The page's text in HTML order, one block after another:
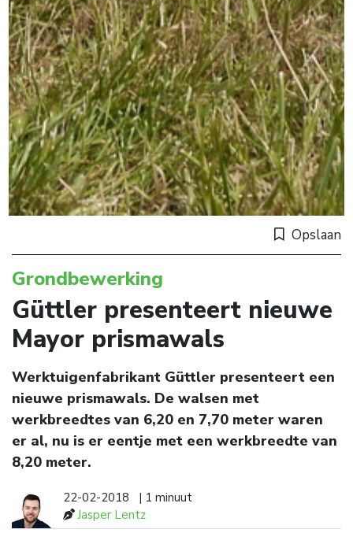
Opslaan
Grondbewerking
Güttler presenteert nieuwe
Mayor prismawals
Werktuigenfabrikant Güttler presenteert een
nieuwe prismawals. De walsen met
werkbreedtes van 6,20 en 7,70 meter waren
er al, nu is er eentje met een werkbreedte van
8,20 meter.
22-02-2018
| 1 minuut
Jasper Lentz